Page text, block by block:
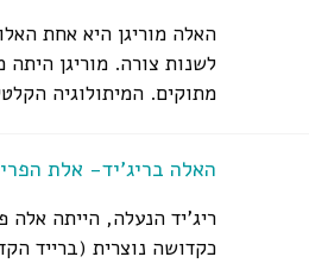
האלה מוריגן היא אחת
לשנות צורה. מוריגן היתה
מתוקים. המיתולוגיה
האלה בריג'יד- אלת
ריג'יד הנעלה, הייתה אלה
כקדושה נוצרית (ברייד